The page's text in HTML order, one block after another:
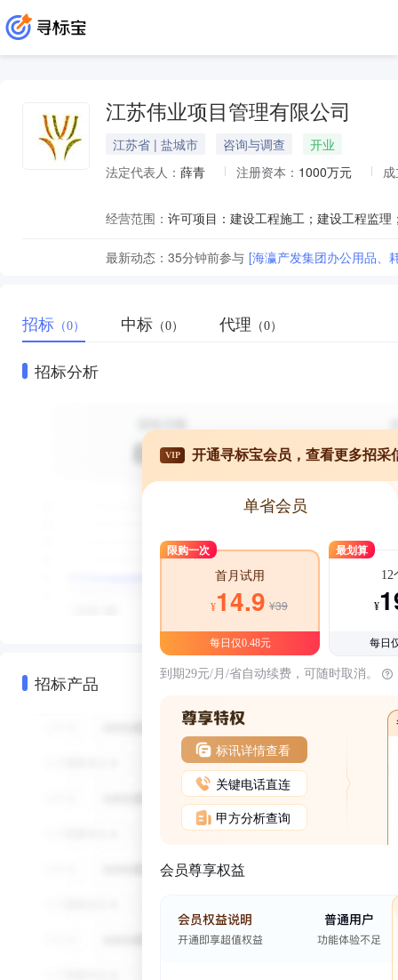
江苏伟业项目管理有限公司
江苏省 | 盐城市 咨询与调查
开业
法定代表人： 薛青 注册资本： 1000万元
经营范围：
最新动态： 35分钟前参与 [海瀛产发集团办公用品、
招标 （0） 中标 （0） 代理 （0）
招标分析
招标产品
VIP 开通寻标宝会员，查看更多招采
单省会员
限购一次
首月试用
¥14.9 ¥39
每日仅0.48元
最划算
12
¥
每日
到期29元/月/省自动续费，可随时取消。
标讯详情查看
关键电话直连
甲方分析查询
会员尊享权益